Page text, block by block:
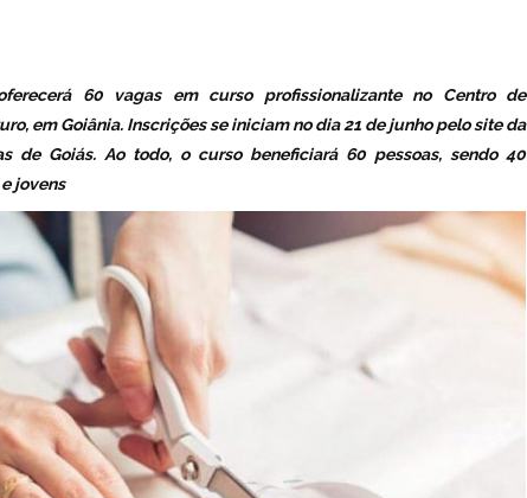
60 vagas em curso profissionalizante no Centro de
em Goiânia. Inscrições se iniciam no dia 21 de junho pelo site da
de Goiás. Ao todo, o curso beneficiará 60 pessoas, sendo 40
jovens